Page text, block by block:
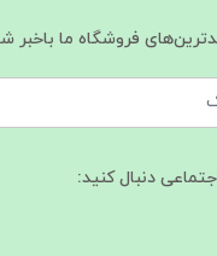
فروشگاه ما باخبر
دنبال کنید: